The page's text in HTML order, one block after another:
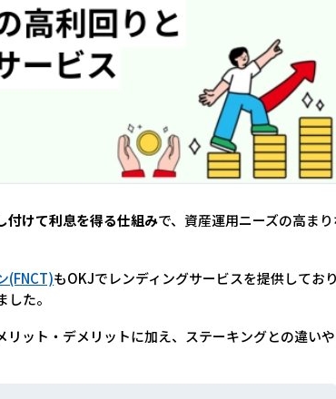
付けて利息を得る仕組みで、資産運用ニーズの高ま
(FNCT)もOKJでレンディングサービスを提供してお
した。
ット・デメリットに加え、ステーキングとの違い